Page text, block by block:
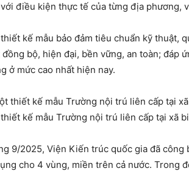
điều kiện thực tế của từng địa phương,
kế mẫu bảo đảm tiêu chuẩn kỹ thuật,
đồng bộ, hiện đại, bền vững, an toàn; đáp
ở mức cao nhất hiện nay.
kế mẫu Trường nội trú liên cấp tại xã
9/2025, Viện Kiến trúc quốc gia đã
cho 4 vùng, miền trên cả nước. Trong